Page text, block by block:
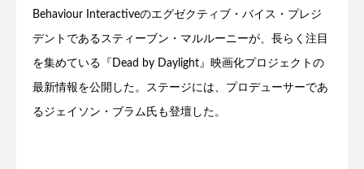
Behaviour Interactiveのエグゼクティブ・バイス・プレジ
デントであるスティーブン・マルルーニーが、長らく注目
を集めている『Dead by Daylight』映画化プロジェクトの
最新情報を公開した。ステージには、プロデューサーであ
るジェイソン・ブラム氏も登壇した。